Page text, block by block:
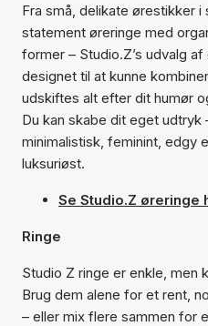
Fra små, delikate ørestikker i
statement øreringe med
former – Studio.Z’s udvalg
designet til at kunne
udskiftes alt efter dit humør
Du kan skabe dit eget udtryk
minimalistisk, feminint, edgy
luksuriøst.
Se Studio.Z øreringe
Ringe
Studio Z ringe er enkle, men
Brug dem alene for et rent,
– eller mix flere sammen for